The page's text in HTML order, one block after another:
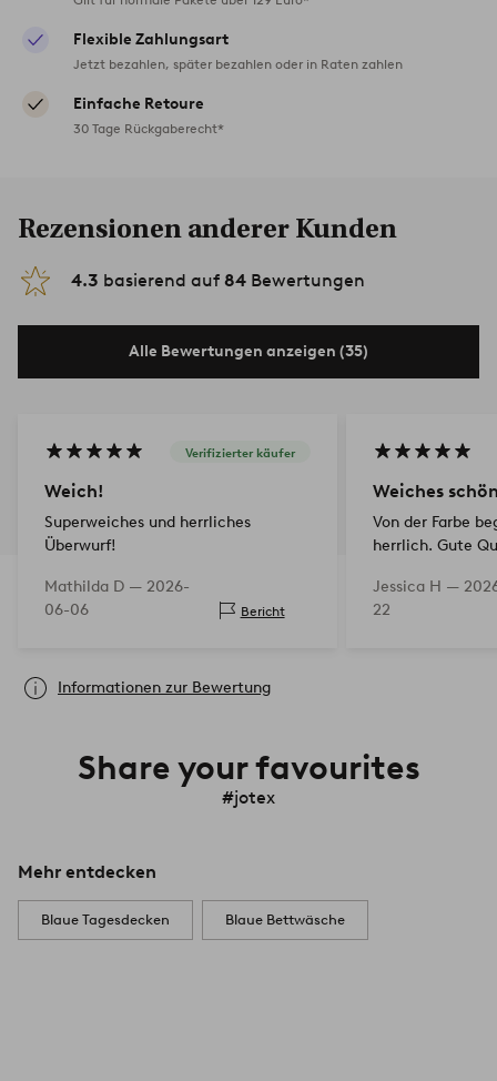
Flexible Zahlungsart
Jetzt bezahlen, später bezahlen oder in Raten zahlen
Einfache Retoure
30 Tage Rückgaberecht*
Rezensionen anderer Kunden
4.3 basierend auf 84 Bewertungen
Alle Bewertungen anzeigen (35)
Verifizierter käufer
Weich!
Superweiches und herrliches
Überwurf!
Mathilda D — 2026-
06-06
Bericht
Weiches
Von der Farbe
herrlich. Gute
Jessica H —
22
Informationen zur Bewertung
Share your favourites
#jotex
Mehr entdecken
Blaue Tagesdecken Blaue Bettwäsche